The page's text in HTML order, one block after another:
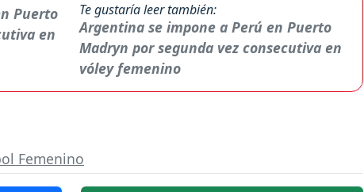
Te gustaría leer también:
Argentina se impone a Perú en Puerto
Madryn por segunda vez consecutiva en
vóley femenino
Femenino